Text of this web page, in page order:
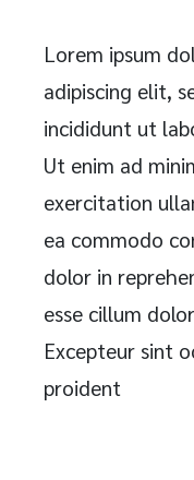
Lorem ipsum
adipiscing elit,
incididunt ut
Ut enim ad
exercitation
ea commodo
dolor in
esse cillum
Excepteur sint
proident